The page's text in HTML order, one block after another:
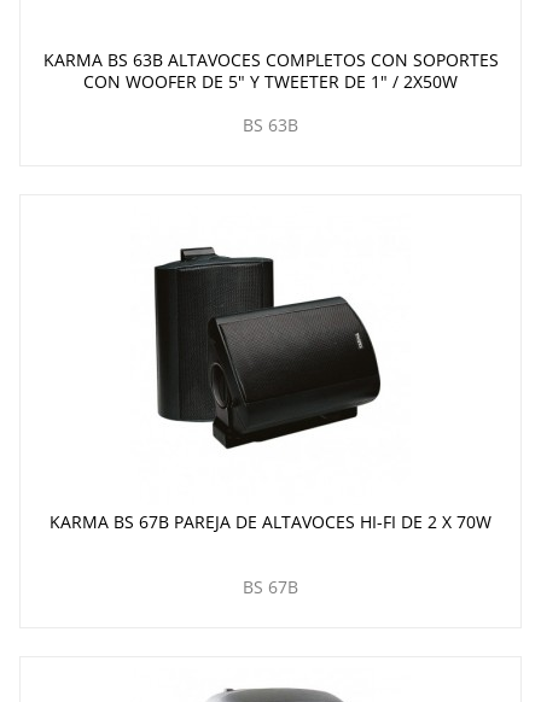
KARMA BS 63B ALTAVOCES COMPLETOS CON SOPORTES
CON WOOFER DE 5" Y TWEETER DE 1" / 2X50W
BS 63B
KARMA BS 67B PAREJA DE ALTAVOCES HI-FI DE 2 X 70W
BS 67B